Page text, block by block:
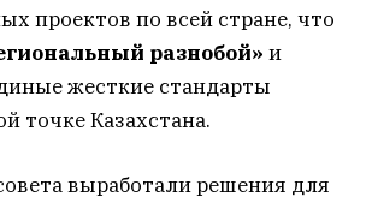
проектов по всей стране, что
разнобой» и
жесткие стандарты
точке Казахстана.
выработали решения для